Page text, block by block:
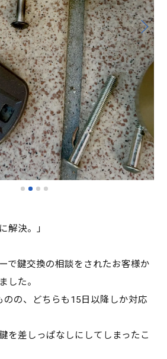
解決。」
で鍵交換の相談をされたお客様か
した。
のの、どちらも15日以降しか対応
を差しっぱなしにしてしまったこ